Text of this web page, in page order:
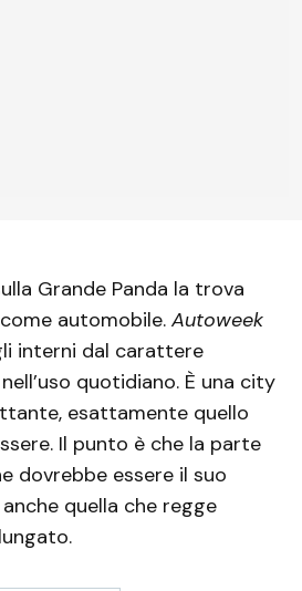
Grande Panda la trova
automobile. Autoweek
interni dal carattere
quotidiano. È una city
esattamente quello
Il punto è che la parte
dovrebbe essere il suo
quella che regge